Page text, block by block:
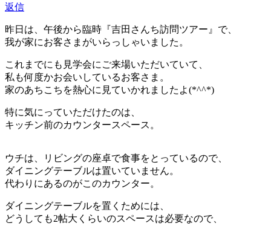
返信
昨日は、午後から臨時『吉田さんち訪問ツアー』で、
我が家にお客さまがいらっしゃいました。
これまでにも見学会にご来場いただいていて、
私も何度かお会いしているお客さま。
家のあちこちを熱心に見ていかれましたよ(*^^*)
特に気にっていただけたのは、
キッチン前のカウンタースペース。
ウチは、リビングの座卓で食事をとっているので、
ダイニングテーブルは置いていません。
代わりにあるのがこのカウンター。
ダイニングテーブルを置くためには、
どうしても2帖大くらいのスペースは必要なので、